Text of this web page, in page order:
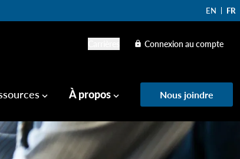
EN FR
lock Connexion au compte
keyboard_arrow_down À propos keyboard_arrow_down Nous joindre